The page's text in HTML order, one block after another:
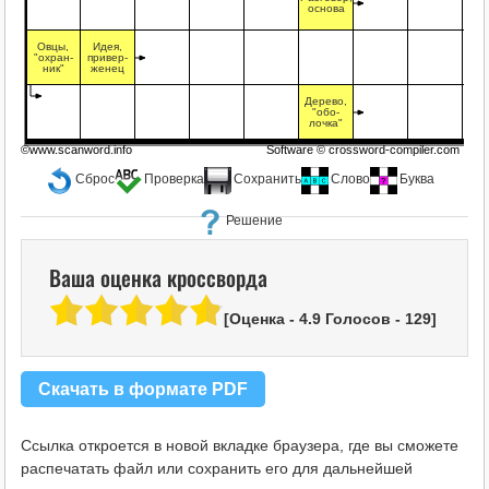
Сброс Проверка Сохранить Слово Буква
Решение
основа
Овцы,
"охран-
ник"
Идея,
привер-
женец
Дерево,
"обо-
лочка"
©www.scanword.info Software ©crossword-compiler.com
Ваша оценка кроссворда
[Оценка - 4.9Голосов - 129]
Скачать в формате PDF
Ссылка откроется в новой вкладке браузера, где вы сможете
распечатать файл или сохранить его для дальнейшей